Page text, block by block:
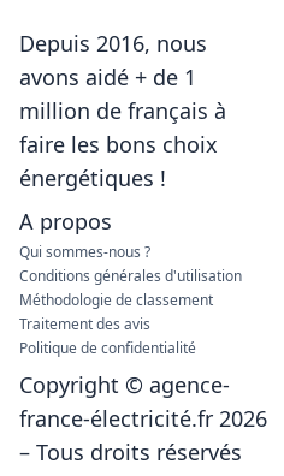
Depuis 2016, nous
avons aidé + de 1
million de français à
faire les bons choix
énergétiques !
A propos
Qui sommes-nous ?
Conditions générales d'utilisation
Méthodologie de classement
Traitement des avis
Politique de confidentialité
Copyright © agence-
france-électricité.fr 2026
– Tous droits réservés